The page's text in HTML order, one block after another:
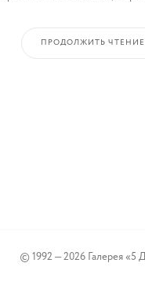
ПРОДОЛЖИТЬ ЧТЕНИЕ
© 1992 — 2026 Галерея «5